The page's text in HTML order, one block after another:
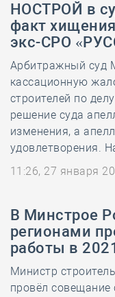
НОСТРОЙ в
факт
экс-СРО
Арбитражный суд
кассационную
строителей по
решение суда
изменения, а
удовлетворения.
11:26, 27 января
В Минстрое
регионами
работы в
Министр
провёл совещание